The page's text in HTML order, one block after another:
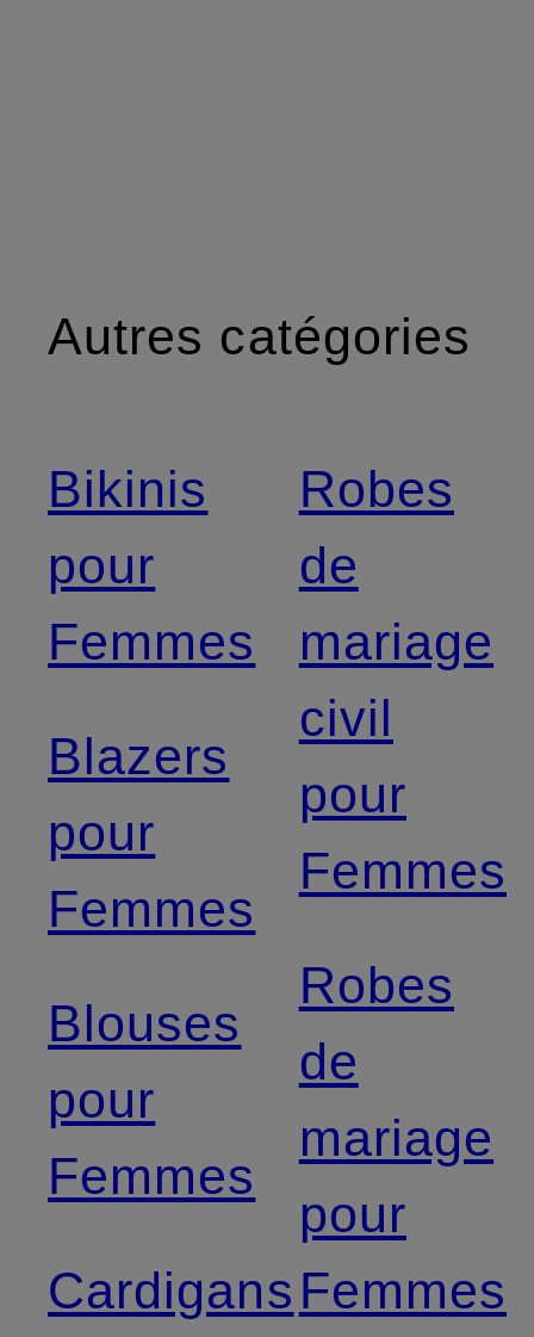
Autres catégories
Bikinis
pour
Femmes
Blazers
pour
Femmes
Blouses
pour
Femmes
Cardigans
Robes
de
mariage
civil
pour
Femmes
Robes
de
mariage
pour
Femmes